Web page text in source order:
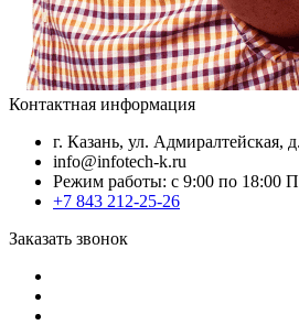
Контактная информация
г. Казань, ул. Адмиралтейская,
info@infotech-k.ru
Режим работы: с 9:00 по 18:00
+7 843 212-25-26
Заказать звонок